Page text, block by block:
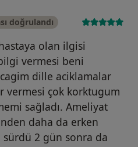
doğrulandı
olan ilgisi
vermesi beni
dille aciklamalar
vermesi çok korktugum
sağladı. Ameliyat
daha da erken
2 gün sonra da